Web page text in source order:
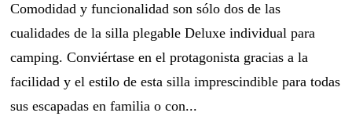
Comodidad y funcionalidad son sólo dos de las
cualidades de la silla plegable Deluxe individual para
camping. Conviértase en el protagonista gracias a la
facilidad y el estilo de esta silla imprescindible para todas
sus escapadas en familia o con...